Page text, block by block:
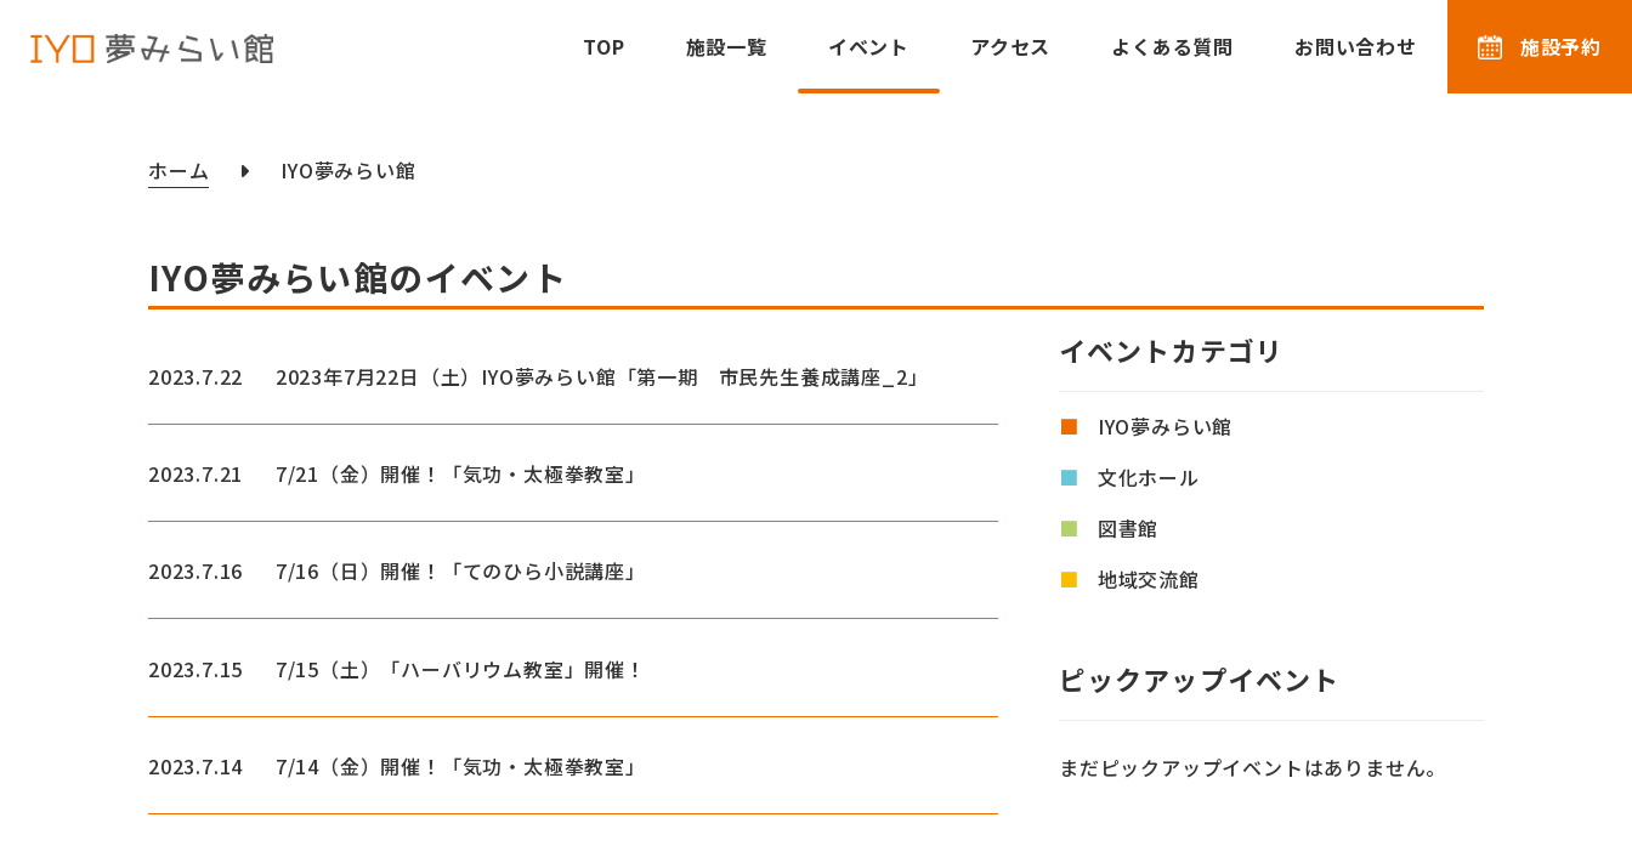
TOP 施設一覧 イベント アクセス よくある質問 お問い合わせ 施設予約
ホーム IYO夢みらい館
IYO夢みらい館のイベント
2023.7.22 2023年7月22日（土）IYO夢みらい館「第一期 市民先生養成講座_2」
2023.7.21 7/21（金）開催！「気功・太極拳教室」
2023.7.16 7/16（日）開催！「てのひら小説講座」
2023.7.15 7/15（土）「ハーバリウム教室」開催！
2023.7.14 7/14（金）開催！「気功・太極拳教室」
イベントカテゴリ
IYO夢みらい館
文化ホール
図書館
地域交流館
ピックアップイベント
まだピックアップイベントはありません。